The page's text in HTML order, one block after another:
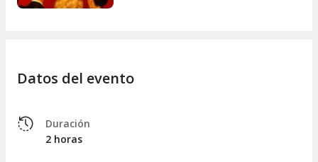
Datos del evento
Duración
2 horas